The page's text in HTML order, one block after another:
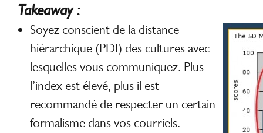
Takeaway :
Soyez conscient de la distance
hiérarchique (PDI) des cultures avec
lesquelles vous communiquez. Plus
l’index est élevé, plus il est
recommandé de respecter un certain
formalisme dans vos courriels.